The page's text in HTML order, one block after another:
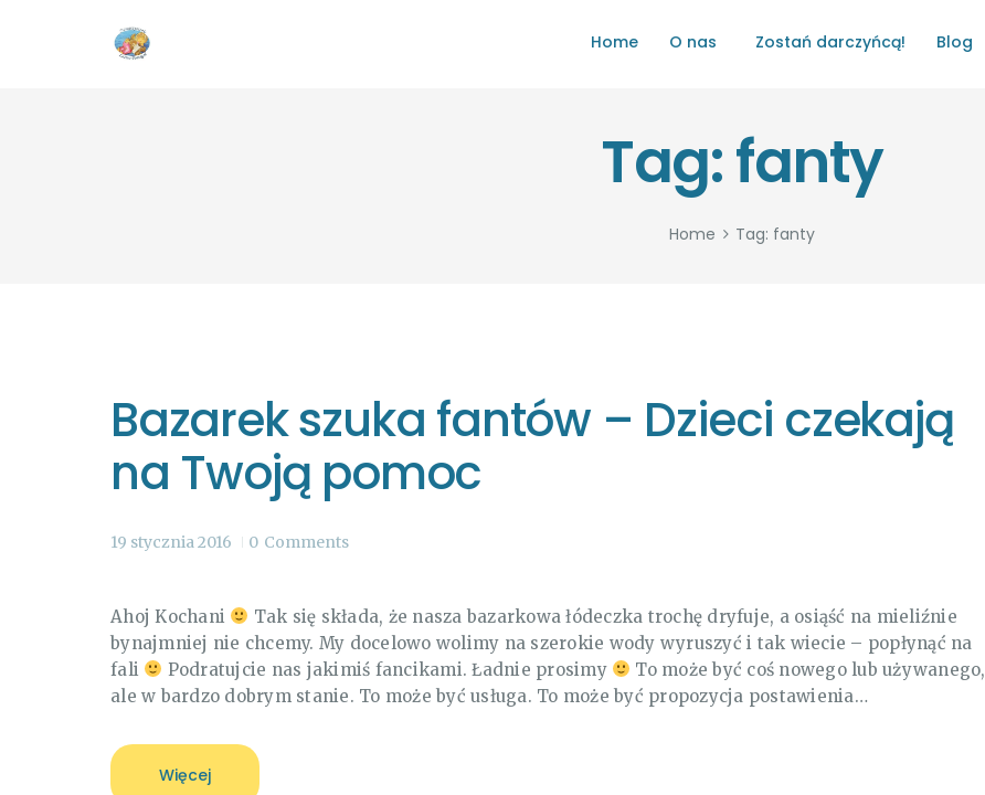
Home O nas Zostań darczyńcą! Blog
Tag: fanty
Home Tag: fanty
HOME
ZOSTAŃ DARCZYŃCĄ!
PARTNERZY
Bazarek szuka fantów – Dzieci czekają
na Twoją pomoc
19 stycznia 2016 0 Comments
Ahoj Kochani
Tak się składa, że nasza bazarkowa łódeczka trochę dryfuje, a osiąść na mieliźnie
bynajmniej nie chcemy. My docelowo wolimy na szerokie wody wyruszyć i tak wiecie – popłynąć na
fali
Podratujcie nas jakimiś fancikami. Ładnie prosimy
To może być coś nowego lub używanego,
ale w bardzo dobrym stanie. To może być usługa. To może być propozycja postawienia…
Więcej